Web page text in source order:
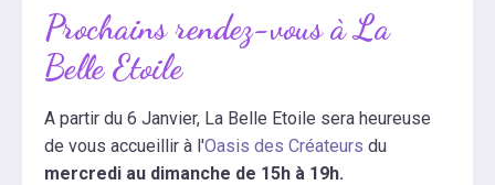
Prochains rendez-vous à La
Belle Etoile
A partir du 6 Janvier, La Belle Etoile sera heureuse
de vous accueillir à l'Oasis des Créateurs du
mercredi au dimanche de 15h à 19h.